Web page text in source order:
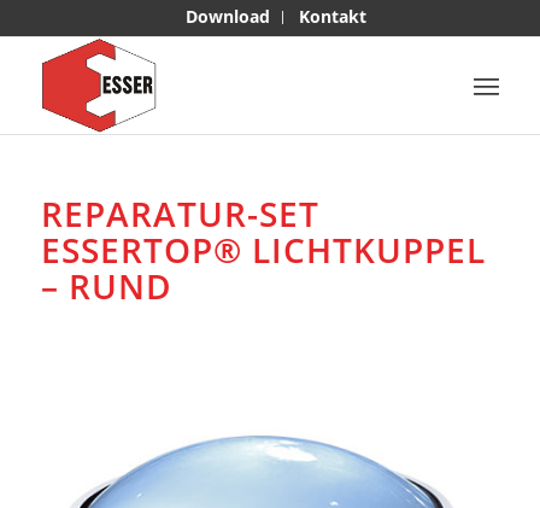
Download Kontakt
REPARATUR-SET
ESSERTOP® LICHTKUPPEL
– RUND